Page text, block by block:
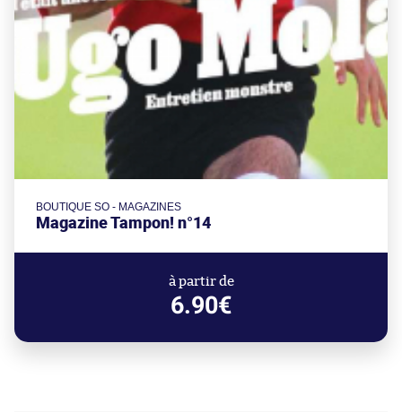
BOUTIQUE SO - MAGAZINES
Magazine Tampon! n°14
à partir de
6.90€